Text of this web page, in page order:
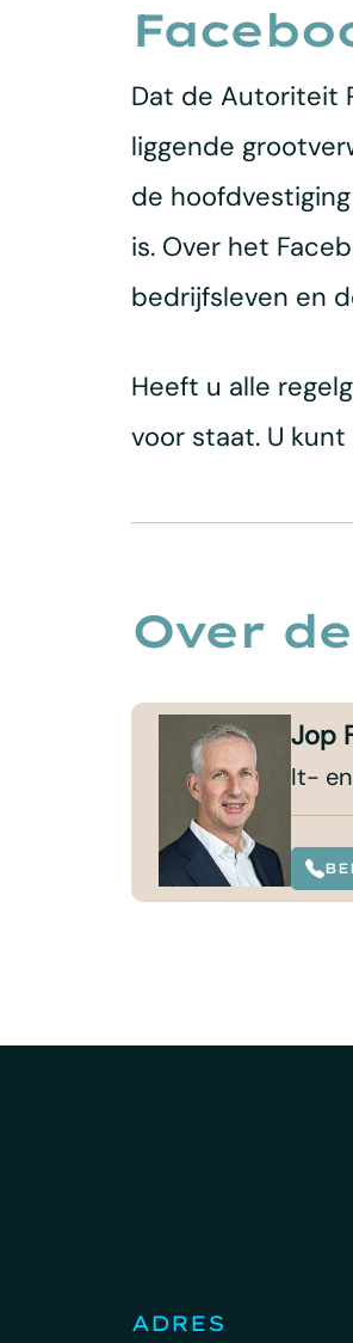
Dat de Autoriteit
liggende
de
is. Over het
bedrijfsleven en
Heeft u alle
voor staat. U
Over
Jop
It-
ADRES